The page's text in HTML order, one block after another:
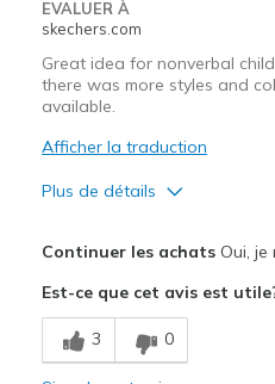
EVALUER À
skechers.com
Great idea for nonverbal
there was more styles and
available.
Afficher la traduction
Plus de détails
Durable
Le contre
Continuer les achatsOui, je
Est-ce que cet avis est
3 0